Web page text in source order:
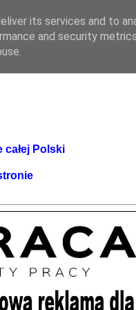
Polski
its services and to
and security